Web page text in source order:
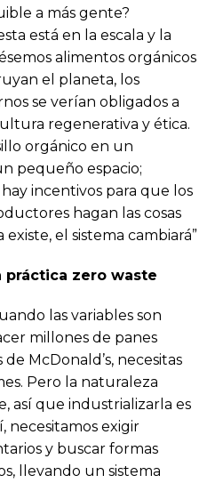
a más gente?
está en la escala y la
alimentos orgánicos
el planeta, los
se verían obligados a
regenerativa y ética.
orgánico en un
pequeño espacio;
incentivos para que los
hagan las cosas
el sistema cambiará”
práctica zero waste
las variables son
millones de panes
McDonald’s, necesitas
Pero la naturaleza
así que industrializarla es
necesitamos exigir
y buscar formas
llevando un sistema